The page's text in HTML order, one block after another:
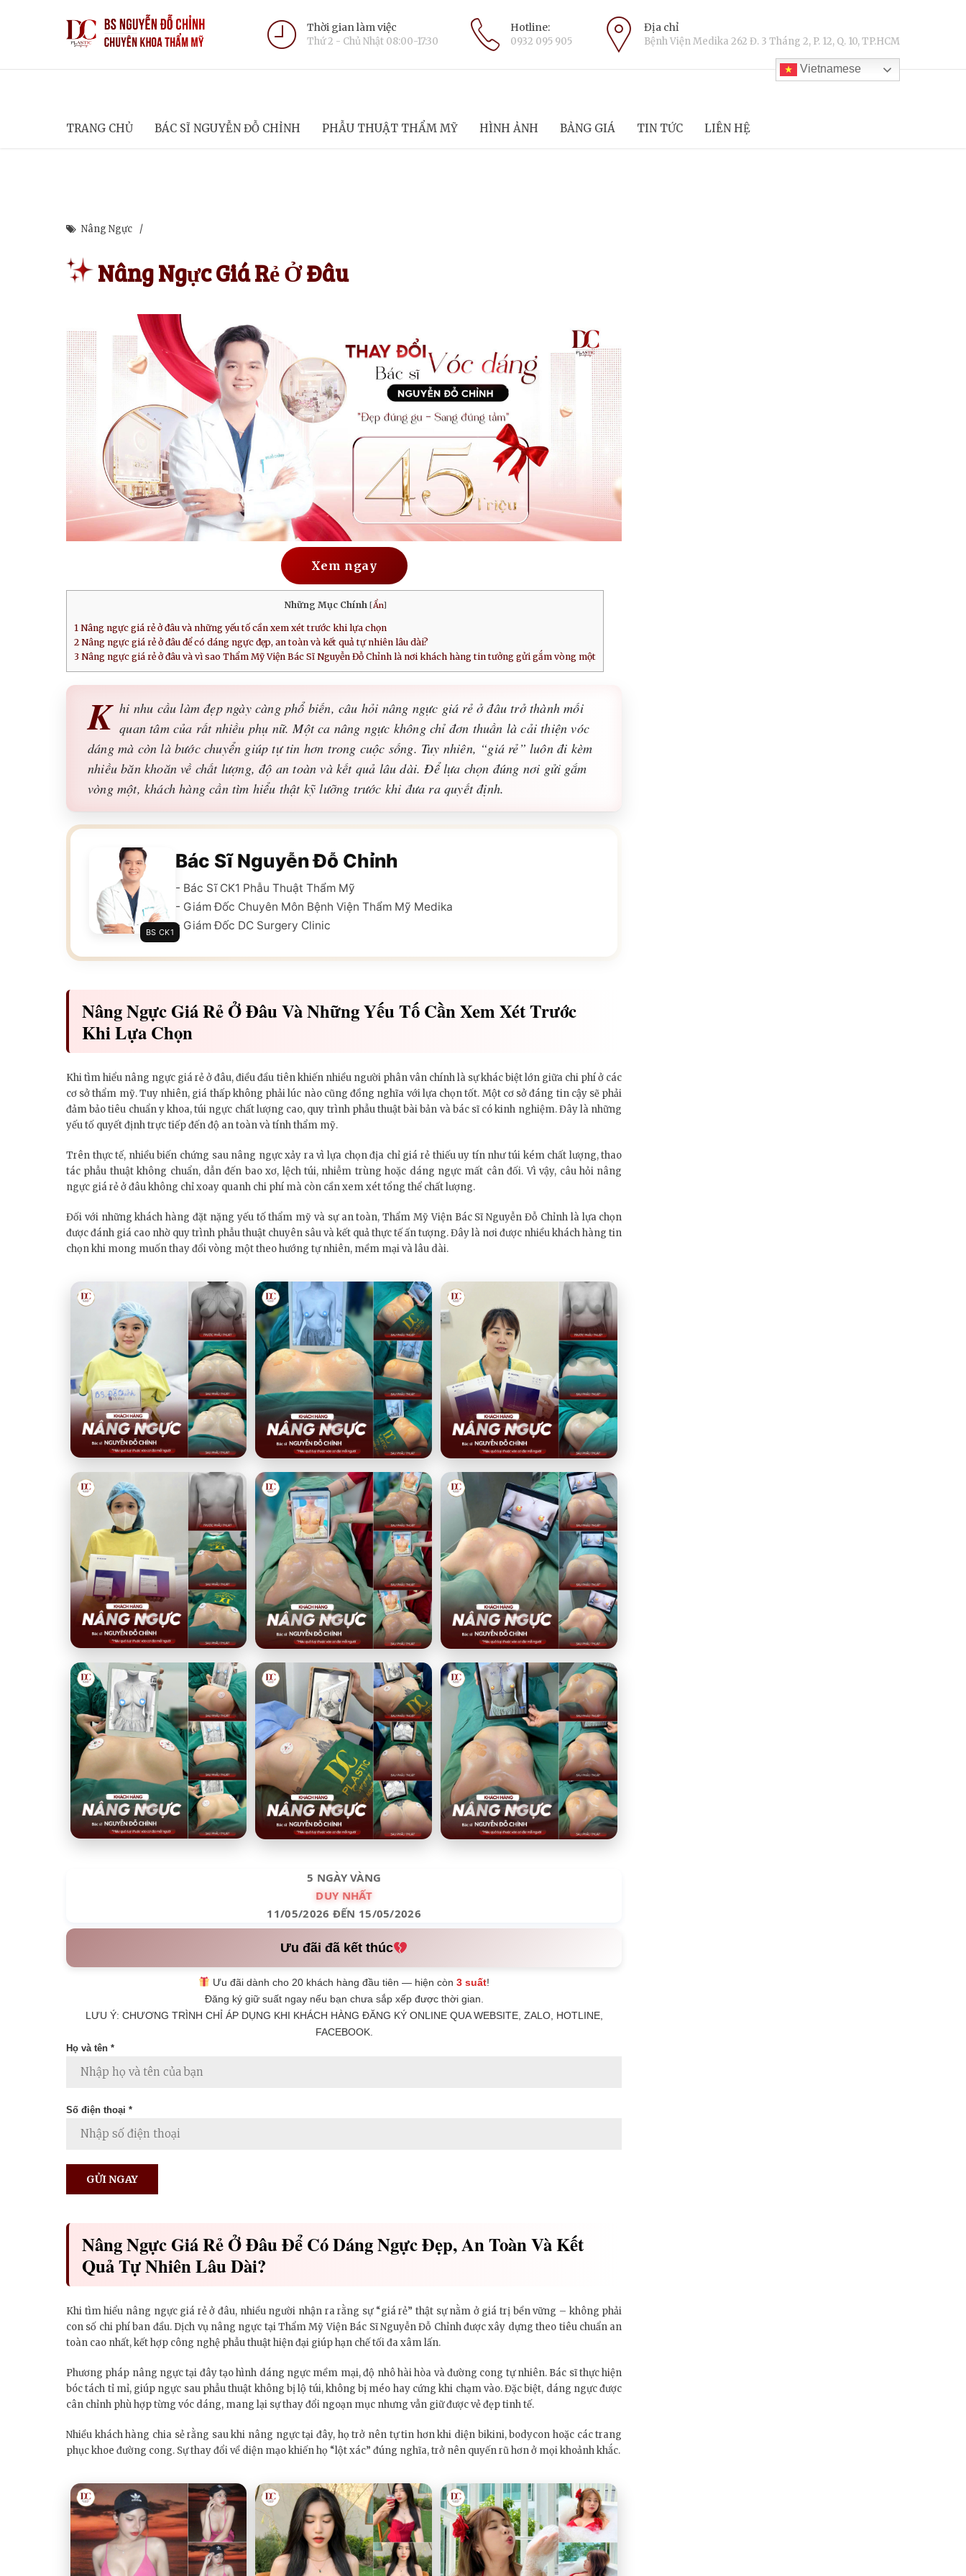
Thời gian làm việc
Thứ 2 - Chủ Nhật 08:00-17:30
Hotline:
0932 095 905
Địa chỉ
Bệnh Viện Medika 262 Đ. 3 Tháng 2, P. 12, Q. 10, TP.HCM
Vietnamese
TRANG CHỦ BÁC SĨ NGUYỄN ĐỖ CHỈNH PHẪU THUẬT THẨM MỸ HÌNH ẢNH BẢNG GIÁ TIN TỨC LIÊN HỆ
Nâng Ngực
Nâng Ngực Giá Rẻ Ở Đâu
Xem ngay
Những Mục Chính [Ẩn]
1 Nâng ngực giá rẻ ở đâu và những yếu tố cần xem xét trước khi lựa chọn
2 Nâng ngực giá rẻ ở đâu để có dáng ngực đẹp, an toàn và kết quả tự nhiên lâu dài?
3 Nâng ngực giá rẻ ở đâu và vì sao Thẩm Mỹ Viện Bác Sĩ Nguyễn Đỗ Chỉnh là nơi khách hàng tin tưởng gửi gắm vòng một
K hi nhu cầu làm đẹp ngày càng phổ biến, câu hỏi nâng ngực giá rẻ ở đâu trở thành mối
quan tâm của rất nhiều phụ nữ. Một ca nâng ngực không chỉ đơn thuần là cải thiện vóc
dáng mà còn là bước chuyển giúp tự tin hơn trong cuộc sống. Tuy nhiên, “giá rẻ” luôn đi kèm
nhiều băn khoăn về chất lượng, độ an toàn và kết quả lâu dài. Để lựa chọn đúng nơi gửi gắm
vòng một, khách hàng cần tìm hiểu thật kỹ lưỡng trước khi đưa ra quyết định.
BS CK1
Bác Sĩ Nguyễn Đỗ Chỉnh
- Bác Sĩ CK1 Phẫu Thuật Thẩm Mỹ
- Giám Đốc Chuyên Môn Bệnh Viện Thẩm Mỹ Medika
- Giám Đốc DC Surgery Clinic
Nâng Ngực Giá Rẻ Ở Đâu Và Những Yếu Tố Cần Xem Xét Trước
Khi Lựa Chọn
Khi tìm hiểu nâng ngực giá rẻ ở đâu, điều đầu tiên khiến nhiều người phân vân chính là sự khác biệt lớn giữa chi phí ở các
cơ sở thẩm mỹ. Tuy nhiên, giá thấp không phải lúc nào cũng đồng nghĩa với lựa chọn tốt. Một cơ sở đáng tin cậy sẽ phải
đảm bảo tiêu chuẩn y khoa, túi ngực chất lượng cao, quy trình phẫu thuật bài bản và bác sĩ có kinh nghiệm. Đây là những
yếu tố quyết định trực tiếp đến độ an toàn và tính thẩm mỹ.
Trên thực tế, nhiều biến chứng sau nâng ngực xảy ra vì lựa chọn địa chỉ giá rẻ thiếu uy tín như túi kém chất lượng, thao
tác phẫu thuật không chuẩn, dẫn đến bao xơ, lệch túi, nhiễm trùng hoặc dáng ngực mất cân đối. Vì vậy, câu hỏi nâng
ngực giá rẻ ở đâu không chỉ xoay quanh chi phí mà còn cần xem xét tổng thể chất lượng.
Đối với những khách hàng đặt nặng yếu tố thẩm mỹ và sự an toàn, Thẩm Mỹ Viện Bác Sĩ Nguyễn Đỗ Chỉnh là lựa chọn
được đánh giá cao nhờ quy trình phẫu thuật chuyên sâu và kết quả thực tế ấn tượng. Đây là nơi được nhiều khách hàng tin
chọn khi mong muốn thay đổi vòng một theo hướng tự nhiên, mềm mại và lâu dài.
5 NGÀY VÀNG
DUY NHẤT
11/05/2026 ĐẾN 15/05/2026
Ưu đãi đã kết thúc
Ưu đãi dành cho 20 khách hàng đầu tiên — hiện còn3 suất!
Đăng ký giữ suất ngay nếu bạn chưa sắp xếp được thời gian.
LƯU Ý: CHƯƠNG TRÌNH CHỈ ÁP DỤNG KHI KHÁCH HÀNG ĐĂNG KÝ ONLINE QUA WEBSITE, ZALO, HOTLINE,
FACEBOOK.
Họ và tên *
Số điện thoại *
Nâng Ngực Giá Rẻ Ở Đâu Để Có Dáng Ngực Đẹp, An Toàn Và Kết
Quả Tự Nhiên Lâu Dài?
Khi tìm hiểu nâng ngực giá rẻ ở đâu, nhiều người nhận ra rằng sự “giá rẻ” thật sự nằm ở giá trị bền vững – không phải
con số chi phí ban đầu. Dịch vụ nâng ngực tại Thẩm Mỹ Viện Bác Sĩ Nguyễn Đỗ Chỉnh được xây dựng theo tiêu chuẩn an
toàn cao nhất, kết hợp công nghệ phẫu thuật hiện đại giúp hạn chế tối đa xâm lấn.
Phương pháp nâng ngực tại đây tạo hình dáng ngực mềm mại, độ nhô hài hòa và đường cong tự nhiên. Bác sĩ thực hiện
bóc tách tỉ mỉ, giúp ngực sau phẫu thuật không bị lộ túi, không bị méo hay cứng khi chạm vào. Đặc biệt, dáng ngực được
cân chỉnh phù hợp từng vóc dáng, mang lại sự thay đổi ngoạn mục nhưng vẫn giữ được vẻ đẹp tinh tế.
Nhiều khách hàng chia sẻ rằng sau khi nâng ngực tại đây, họ trở nên tự tin hơn khi diện bikini, bodycon hoặc các trang
phục khoe đường cong. Sự thay đổi về diện mạo khiến họ “lột xác” đúng nghĩa, trở nên quyến rũ hơn ở mọi khoảnh khắc.